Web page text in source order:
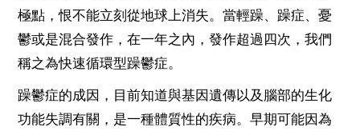
極點，恨不能立刻從地球上消失。當輕躁、躁症、憂
鬱或是混合發作，在一年之內，發作超過四次，我們
稱之為快速循環型躁鬱症。
躁鬱症的成因，目前知道與基因遺傳以及腦部的生化
功能失調有關，是一種體質性的疾病。早期可能因為